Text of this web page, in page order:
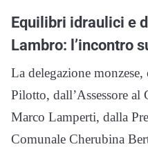
Equilibri idraulici e
Lambro: l’incontro
La delegazione
Pilotto, dall’Assessore
Marco Lamperti, dalla
Comunale Cherubina